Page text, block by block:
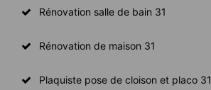
Rénovation salle de bain 31
Rénovation de maison 31
Plaquiste pose de cloison et placo 31